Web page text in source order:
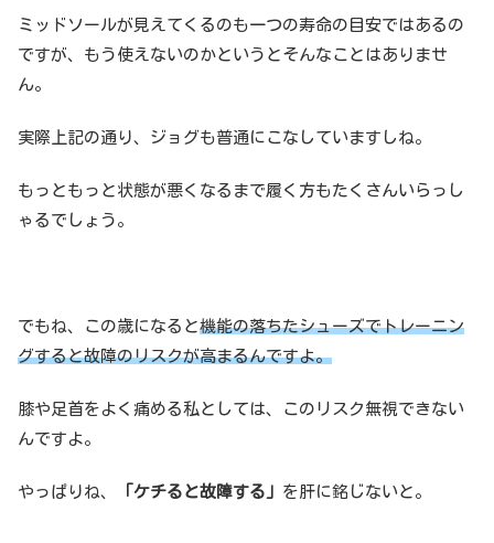
ミッドソールが見えてくるのも一つの寿命の目安ではあるの
ですが、もう使えないのかというとそんなことはありませ
ん。
実際上記の通り、ジョグも普通にこなしていますしね。
もっともっと状態が悪くなるまで履く方もたくさんいらっし
ゃるでしょう。
でもね、この歳になると機能の落ちたシューズでトレーニン
グすると故障のリスクが高まるんですよ。
膝や足首をよく痛める私としては、このリスク無視できない
んですよ。
やっぱりね、 「ケチると故障する」 を肝に銘じないと。